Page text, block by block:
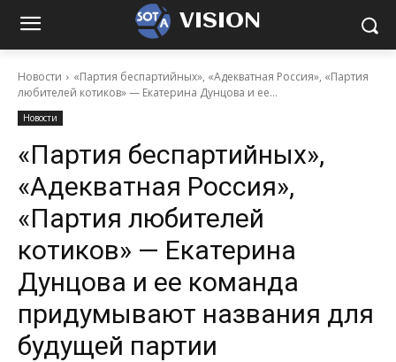
VISION
Новости
«Партия беспартийных», «Адекватная Россия», «Партия
любителей котиков» — Екатерина Дунцова и ее...
Новости
«Партия беспартийных»,
«Адекватная Россия»,
«Партия любителей
котиков» — Екатерина
Дунцова и ее команда
придумывают названия для
будущей партии